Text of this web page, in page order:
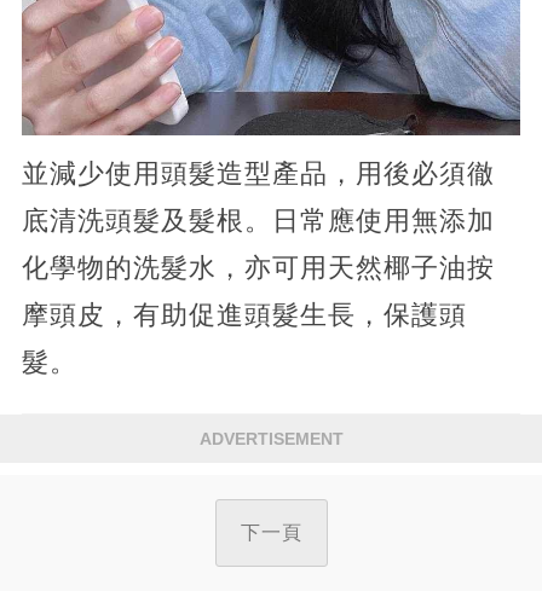
並減少使用頭髮造型產品，用後必須徹
底清洗頭髮及髮根。日常應使用無添加
化學物的洗髮水，亦可用天然椰子油按
摩頭皮，有助促進頭髮生長，保護頭
髮。
ADVERTISEMENT
下一頁